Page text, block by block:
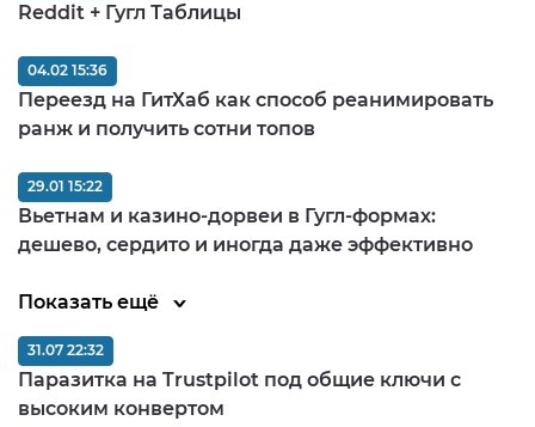
Reddit + Гугл Таблицы
Переезд на ГитХаб как способ реанимировать
ранж и получить сотни топов
04.02 15:36
Вьетнам и казино-дорвеи в Гугл-формах:
дешево, сердито и иногда даже эффективно
29.01 15:22
Показать ещё
Паразитка на Trustpilot под общие ключи с
высоким конвертом
31.07 22:32